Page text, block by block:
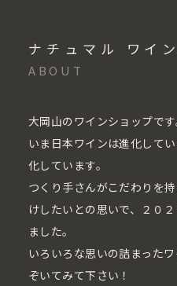
ナチュマル ワイ
ABOUT
大岡山のワインショップです
いま日本ワインは進化して
化しています。
つくり手さんがこだわりを
けしたいとの思いで、２０
ました。
いろいろな思いの詰まった
ぞいてみて下さい！